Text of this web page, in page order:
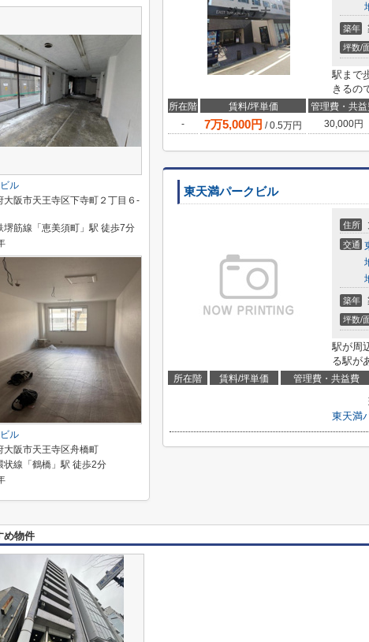
築年
坪数/
駅まで
きるの
所在階 賃料/坪単価 管理費・共益
-
7万5,000円 /0.5万円 30,000円
東天満パークビル
住所
交通
築年
坪数/
駅が周
る駅が
所在階 賃料/坪単価 管理費・共益費
東天満
ル
大阪市天王寺区下寺町２丁目６-
堺筋線「恵美須町」駅 徒歩7分
ル
大阪市天王寺区舟橋町
状線「鶴橋」駅 徒歩2分
め物件